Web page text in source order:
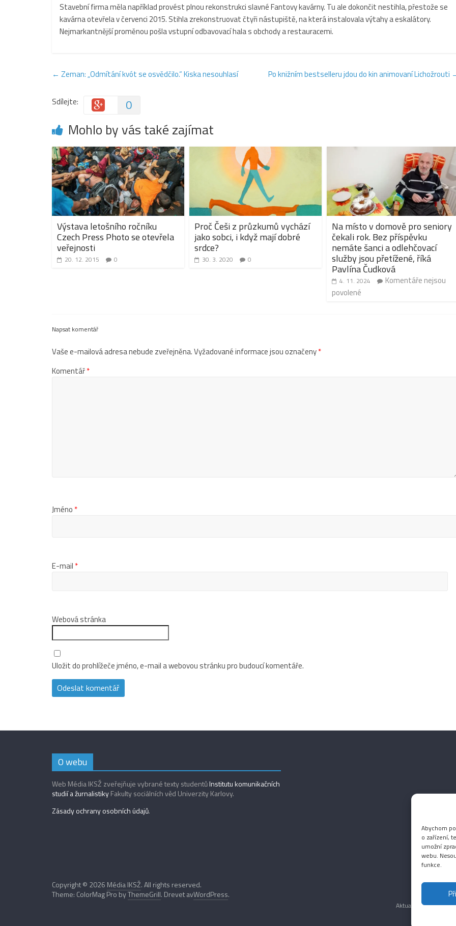
Abychom
o zařízení,
umožní
webu.
funkce.
Stavební firma měla například provést plnou rekonstrukci slavné Fantovy kavárny. Tu ale dokončit nestihla, přestože se
kavárna otevřela v červenci 2015. Stihla zrekonstruovat čtyři nástupiště, na která instalovala výtahy a eskalátory.
Nejmarkantnější proměnou pošla vstupní odbavovací hala s obchody a restauracemi.
← Zeman: „Odmítání kvót se osvědčilo.“ Kiska nesouhlasí Po knižním bestselleru jdou do kin animovaní Lichožrouti
Sdílejte: 0
Mohlo by vás také zajímat
Výstava letošního ročníku
Czech Press Photo se otevřela
veřejnosti
20. 12. 2015 0
Proč Češi z průzkumů vychází
jako sobci, i když mají dobré
srdce?
30. 3. 2020 0
Na místo v domově pro seniory
čekali rok. Bez příspěvku
nemáte šanci a odlehčovací
služby jsou přetížené, říká
Pavlína Čudková
4. 11. 2024
Komentáře nejsou
povolené
Napsat komentář
Vaše e-mailová adresa nebude zveřejněna.Vyžadované informace jsou označeny*
Komentář*
Jméno *
E-mail *
Webová stránka
Uložit do prohlížeče jméno, e-mail a webovou stránku pro budoucí komentáře.
O webu
Web Média IKSŽ zveřejňuje vybrané texty studentůInstitutu komunikačních
studií a žurnalistikyFakulty sociálních věd Univerzity Karlovy.
Zásady ochrany osobních údajů.
Aktuality Magazín
Copyright © 2026 Média IKSŽ. All rights reserved.
Theme: ColorMag Pro byThemeGrill. Drevet avWordPress.